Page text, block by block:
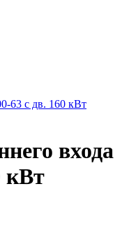
входа
кВт